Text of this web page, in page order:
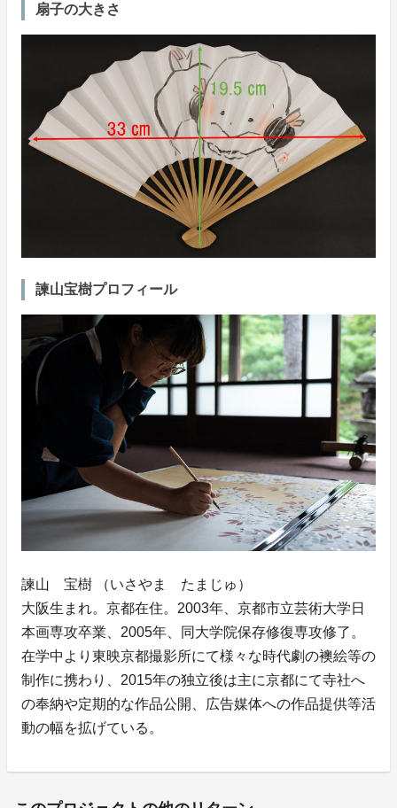
扇子の大きさ
諫山宝樹プロフィール
諫山 宝樹 （いさやま たまじゅ）
大阪生まれ。京都在住。2003年、京都市立芸術大学日
本画専攻卒業、2005年、同大学院保存修復専攻修了。
在学中より東映京都撮影所にて様々な時代劇の襖絵等の
制作に携わり、2015年の独立後は主に京都にて寺社へ
の奉納や定期的な作品公開、広告媒体への作品提供等活
動の幅を拡げている。